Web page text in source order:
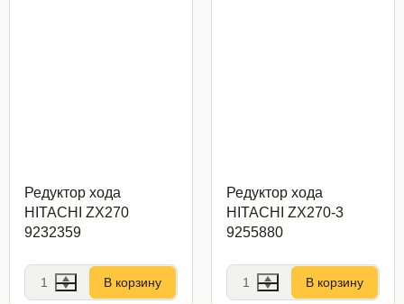
Редуктор хода
HITACHI ZX270
9232359
В корзину
Редуктор хода
HITACHI ZX270-3
9255880
В корзину